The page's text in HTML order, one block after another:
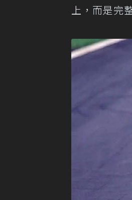
上，而是完